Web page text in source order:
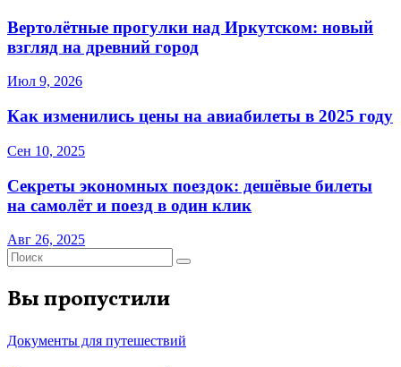
Вертолётные прогулки над Иркутском: новый
взгляд на древний город
Июл 9, 2026
Как изменились цены на авиабилеты в 2025 году
Сен 10, 2025
Секреты экономных поездок: дешёвые билеты
на самолёт и поезд в один клик
Авг 26, 2025
Вы пропустили
Документы для путешествий